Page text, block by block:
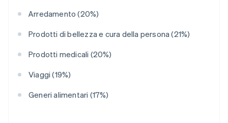
Arredamento (20%)
Prodotti di bellezza e cura della persona (21%)
Prodotti medicali (20%)
Viaggi (19%)
Generi alimentari (17%)